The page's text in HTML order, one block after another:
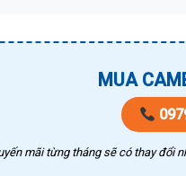
MUA
mãi từng tháng sẽ có thay